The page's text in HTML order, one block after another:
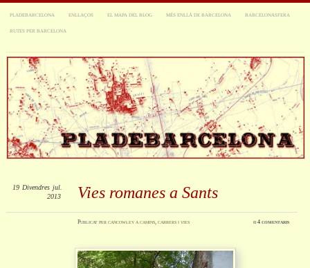
PLADEBARCELONA ENLLAÇOS EL MAPA DEL BLOG MÉS ENLLÀ DE BARCELONA BARCELONASFERA
RUTES PER BARCELONA
Vies romanes a Sants
19 Divendres jul.
2013
Publicatpercancowley acamins, carrers i vies ≈4 comentaris